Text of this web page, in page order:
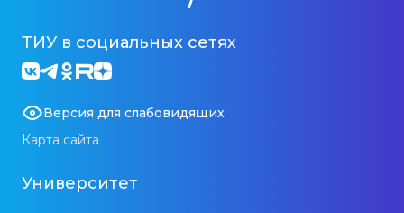
ТИУ в социальных сетях
Версия для слабовидящих
Карта сайта
Университет